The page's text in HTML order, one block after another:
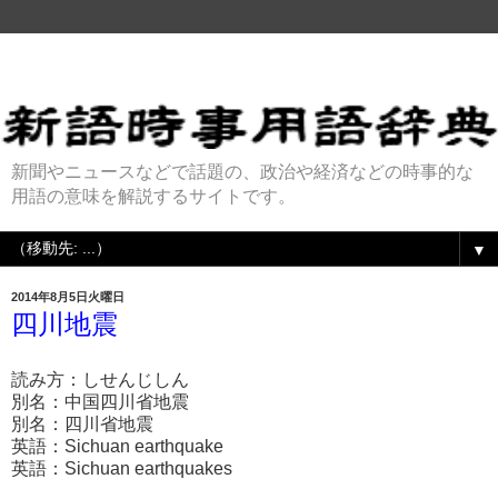
新聞やニュースなどで話題の、政治や経済などの時事的な
用語の意味を解説するサイトです。
▼
2014年8月5日火曜日
四川地震
読み方：しせんじしん
別名：中国四川省地震
別名：四川省地震
英語：Sichuan earthquake
英語：Sichuan earthquakes